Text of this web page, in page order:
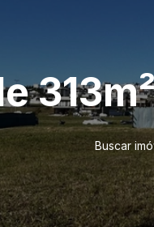
Buscar